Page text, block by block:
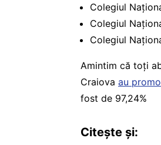
Colegiul
Colegiul
Colegiul
Amintim că toți
Craiova au
fost de 97,24%
Citește și: